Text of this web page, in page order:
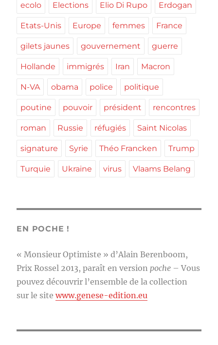
ecolo Elections Elio Di Rupo Erdogan
Etats-Unis Europe femmes France
gilets jaunes gouvernement guerre
Hollande immigrés Iran Macron
N-VA obama police politique
poutine pouvoir président rencontres
roman Russie réfugiés Saint Nicolas
signature Syrie Théo Francken Trump
Turquie Ukraine virus Vlaams Belang
EN POCHE !
« Monsieur Optimiste » d’Alain Berenboom,
Prix Rossel 2013, paraît en version poche – Vous
pouvez découvrir l’ensemble de la collection
sur le sitewww.genese-edition.eu